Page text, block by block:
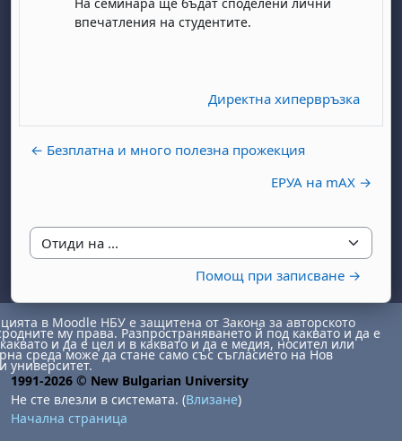
впечатления на студентите.
Директна хипервръзка
← Безплатна и много полезна прожекция
ЕРУА на mAX →
Отиди на ...
Помощ при записване →
в Moodle НБУ е защитена от Закона за авторското
му права. Разпространяването й под каквато и да е
и да е цел и в каквато и да е медия, носител или
среда може да стане само със съгласието на Нов
университет.
1991-2026 © New Bulgarian University
Не сте влезли в системата. (Влизане)
Начална страница